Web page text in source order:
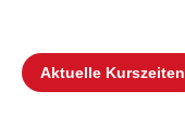
Aktuelle Kurszeiten